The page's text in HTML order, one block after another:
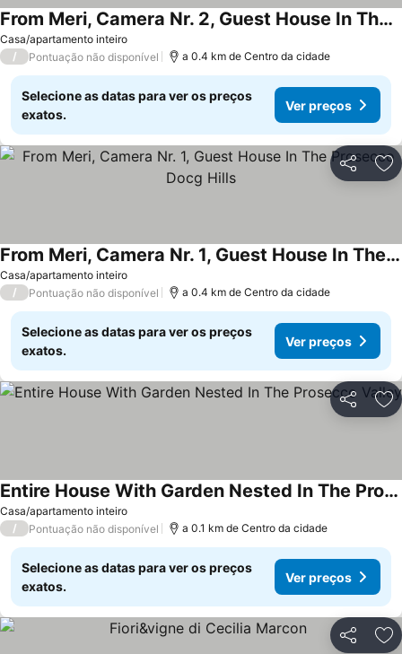
Casa/apartamento inteiro
From Meri, Camera Nr. 2, Guest House In The Prosecco Docg Hills
/ Pontuação não disponível a 0.4 km de Centro da cidade
Selecione as datas para ver os preços
exatos.
Ver preços
Partilhar
Casa/apartamento inteiro
From Meri, Camera Nr. 1, Guest House In The Prosecco Docg Hills
/ Pontuação não disponível a 0.4 km de Centro da cidade
Selecione as datas para ver os preços
exatos.
Ver preços
Partilhar
Casa/apartamento inteiro
Entire House With Garden Nested In The Prosecco Valley
/ Pontuação não disponível a 0.1 km de Centro da cidade
Selecione as datas para ver os preços
exatos.
Ver preços
Partilhar